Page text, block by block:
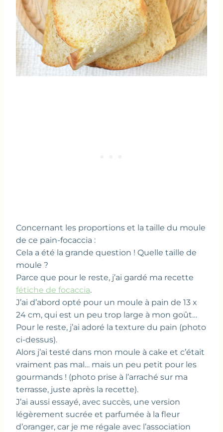
Concernant les proportions et la taille du moule
de ce pain-focaccia :
Cela a été la grande question ! Quelle taille de
moule ?
Parce que pour le reste, j’ai gardé ma recette
fétiche de focaccia.
J’ai d’abord opté pour un moule à pain de 13 x
24 cm, qui est un peu trop large à mon goût…
Pour le reste, j’ai adoré la texture du pain (photo
ci-dessus).
Alors j’ai testé dans mon moule à cake et c’était
vraiment pas mal… mais un peu petit pour les
gourmands ! (photo prise à l’arraché sur ma
terrasse, juste après la recette).
J’ai aussi essayé, avec succès, une version
légèrement sucrée et parfumée à la fleur
d’oranger, car je me régale avec l’association